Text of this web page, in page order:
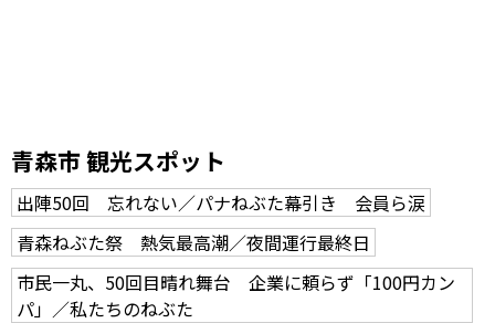
青森市 観光スポット
出陣50回 忘れない／パナねぶた幕引き 会員ら涙
青森ねぶた祭 熱気最高潮／夜間運行最終日
市民一丸、50回目晴れ舞台 企業に頼らず「100円カン
パ」／私たちのねぶた